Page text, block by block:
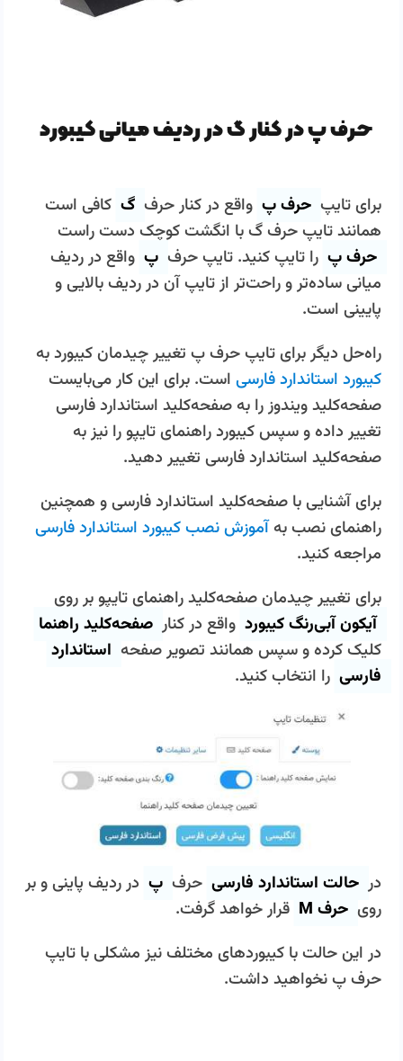
حرف پ در کنار گ در ردیف میانی کیبورد
برای تایپ حرف پ واقع در کنار حرف گ کافی است
همانند تایپ حرف گ با انگشت کوچک دست راست
حرف پ را تایپ کنید. تایپ حرف پ واقع در ردیف
میانی ساده‌تر و راحت‌تر از تایپ آن در ردیف بالایی و
پایینی است.
راه‌حل دیگر برای تایپ حرف پ تغییر چیدمان کیبورد به
کیبورد استاندارد فارسی است. برای این کار می‌بایست
صفحه‌کلید ویندوز را به صفحه‌کلید استاندارد فارسی
تغییر داده و سپس کیبورد راهنمای تایپو را نیز به
صفحه‌کلید استاندارد فارسی تغییر دهید.
برای آشنایی با صفحه‌کلید استاندارد فارسی و همچنین
راهنمای نصب بهآموزش نصب کیبورد استاندارد فارسی
مراجعه کنید.
برای تغییر چیدمان صفحه‌کلید راهنمای تایپو بر روی
آیکون آبی‌رنگ کیبورد واقع در کنار صفحه‌کلید راهنما
کلیک کرده و سپس همانند تصویر صفحه استاندارد
فارسی را انتخاب کنید.
در حالت استاندارد فارسی حرف پ در ردیف پاینی و بر
روی حرف M
قرار خواهد گرفت.
در این حالت با کیبوردهای مختلف نیز مشکلی با تایپ
حرف پ نخواهید داشت.